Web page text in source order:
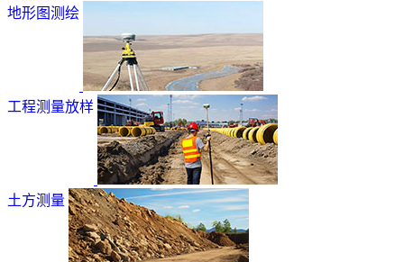
地形图测绘
工程测量放样
土方测量